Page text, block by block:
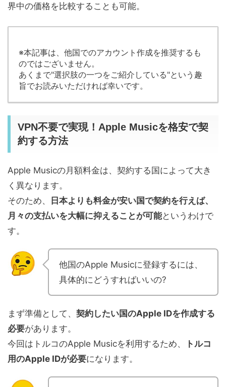
界中の価格を比較することも可能。
※本記事は、他国でのアカウント作成を推奨するも
のではございません。
あくまで"選択肢の一つをご紹介している"という趣
旨でお読みいただければ幸いです。
VPN不要で実現！Apple Musicを格安で契
約する方法
Apple Musicの月額料金は、契約する国によって大き
く異なります。
そのため、
日本よりも料金が安い国で契約を行えば、
月々の支払いを大幅に抑えることが可能というわけで
す。
他国のApple Musicに登録するには、
具体的にどうすればいいの?
まず準備として、 契約したい国のApple IDを作成する
必要があります。
今回はトルコのApple Musicを利用するため、
トルコ
用のApple IDが必要になります。